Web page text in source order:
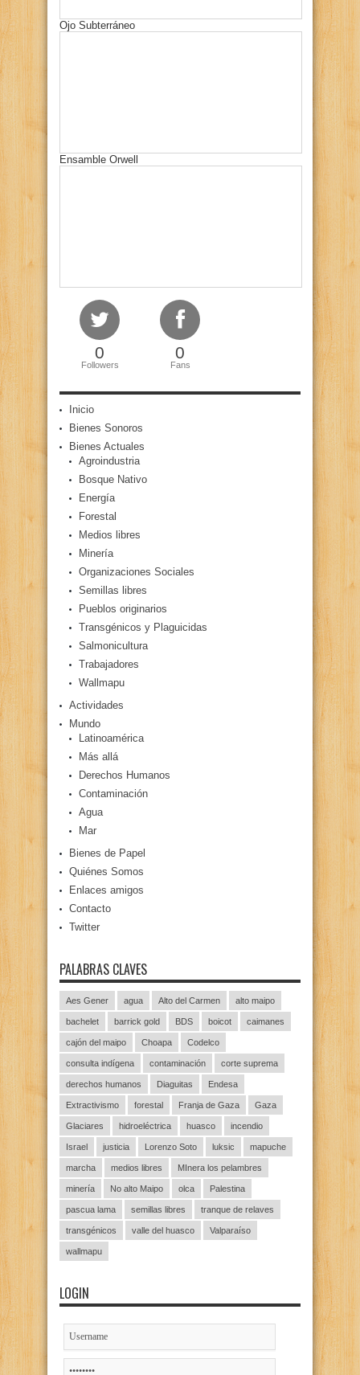
Ojo Subterráneo
Ensamble Orwell
0
Followers
0
Fans
Inicio
Bienes Sonoros
Bienes Actuales
Agroindustria
Bosque Nativo
Energía
Forestal
Medios libres
Minería
Organizaciones Sociales
Semillas libres
Pueblos originarios
Transgénicos y Plaguicidas
Salmonicultura
Trabajadores
Wallmapu
Actividades
Mundo
Latinoamérica
Más allá
Derechos Humanos
Contaminación
Agua
Mar
Bienes de Papel
Quiénes Somos
Enlaces amigos
Contacto
Twitter
PALABRAS CLAVES
Aes Gener agua Alto del Carmen alto maipo
bachelet barrick gold BDS boicot caimanes
cajón del maipo Choapa Codelco
consulta indígena contaminación corte suprema
derechos humanos Diaguitas Endesa
Extractivismo forestal Franja de Gaza Gaza
Glaciares hidroeléctrica huasco incendio
Israel justicia Lorenzo Soto luksic mapuche
marcha medios libres MInera los pelambres
minería No alto Maipo olca Palestina
pascua lama semillas libres tranque de relaves
transgénicos valle del huasco Valparaíso
wallmapu
LOGIN